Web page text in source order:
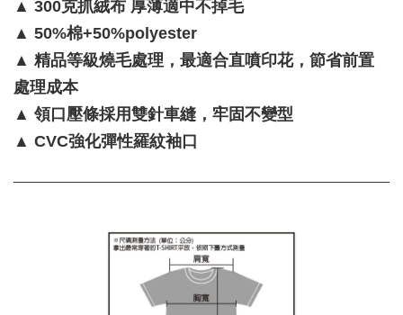
▲ 300克抓絨布 厚薄適中不掉毛
▲ 50%棉+50%polyester
▲ 精品等級燒毛處理，最適合直噴印花，節省前置
處理成本
▲ 領口壓條採用雙針車縫，牢固不變型
▲ CVC強化彈性羅紋袖口